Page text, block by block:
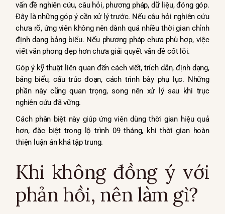
vấn đề nghiên cứu, câu hỏi, phương pháp, dữ liệu, đóng góp.
Đây là những góp ý cần xử lý trước. Nếu câu hỏi nghiên cứu
chưa rõ, ứng viên không nên dành quá nhiều thời gian chỉnh
định dạng bảng biểu. Nếu phương pháp chưa phù hợp, việc
viết văn phong đẹp hơn chưa giải quyết vấn đề cốt lõi.
Góp ý kỹ thuật liên quan đến cách viết, trích dẫn, định dạng,
bảng biểu, cấu trúc đoạn, cách trình bày phụ lục. Những
phần này cũng quan trọng, song nên xử lý sau khi trục
nghiên cứu đã vững.
Cách phân biệt này giúp ứng viên dùng thời gian hiệu quả
hơn, đặc biệt trong lộ trình 09 tháng, khi thời gian hoàn
thiện luận án khá tập trung.
Khi không đồng ý với
phản hồi, nên làm gì?